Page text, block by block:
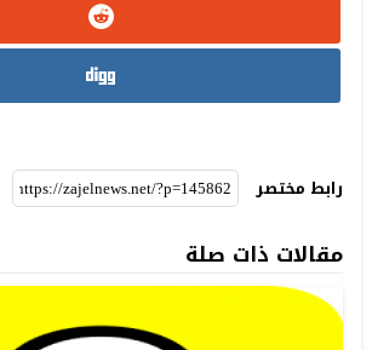
رابط مختصر
مقالات ذات صلة